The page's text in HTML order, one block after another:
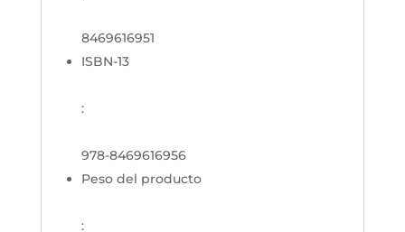
8469616951
ISBN-13
:
978-8469616956
Peso del producto
: